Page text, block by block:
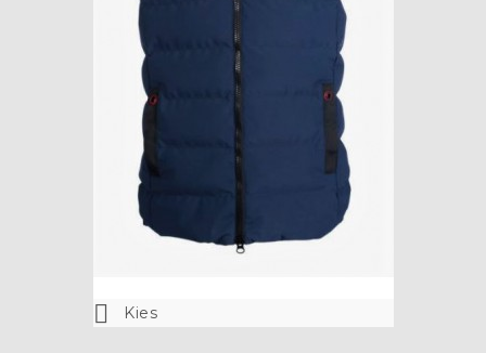
 Kies